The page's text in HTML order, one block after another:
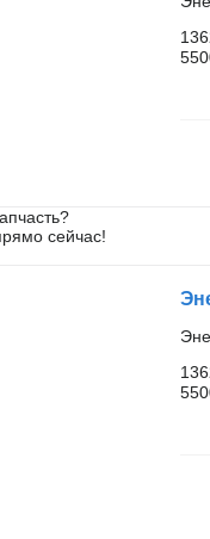
сейчас!